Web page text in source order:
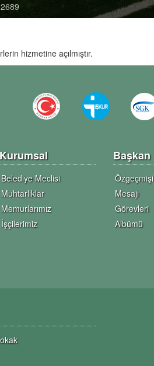
hizmetine açılmıştır.
Kurumsal
Belediye Meclisi
Muhtarlıklar
Memurlarımız
İşçilerimiz
Başkan
Özgeçmişi
Mesajı
Görevleri
Albümü